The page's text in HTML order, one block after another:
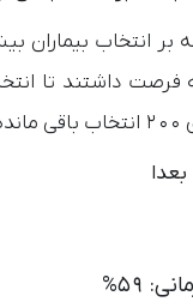
بعدا
59%